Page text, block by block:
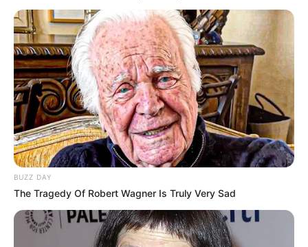
DESTAQUES DA SEMANA
Agente de Saúde é indiciada por falsificar
visitas que nunca aconteceram.
Câmara dos Deputados: anuênios, triênios,
quinquênios, sexta-parte e licenças-prêmio
Motos e bicicletas para ACS e ACE: veja o
passo a passo para conseguir o benefício.
BUZZ DAY
The Tragedy Of Robert Wagner Is Truly Very Sad